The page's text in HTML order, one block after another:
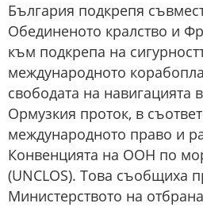
България подкрепя
Обединеното кралство и
към подкрепа на
международното
свободата на навигацията
Ормузкия проток, в
международното право и
Конвенцията на ООН по
(UNCLOS). Това съобщиха
Министерството на